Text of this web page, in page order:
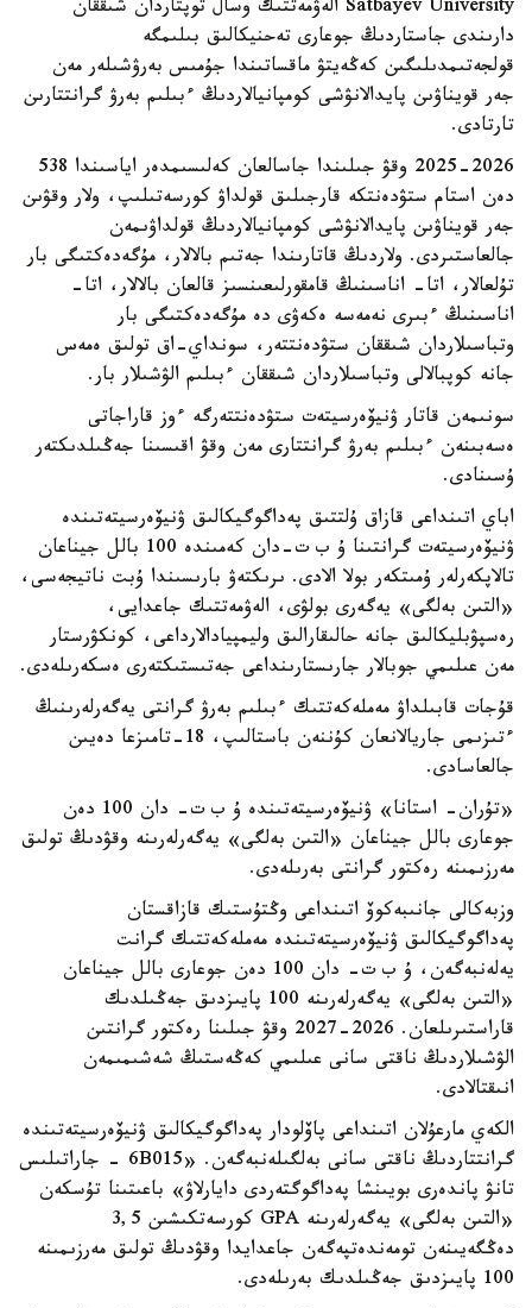
Satbayev University الەۋمەتتىك وسال توپتاردان شىققان
دارىندى جاستاردىڭ جوعارى تەحنيكالىق بىلىمگە
قولجەتىمدىلىگىن كەڭەيتۋ ماقساتىندا جۇمىس بەرۋشىلەر مەن
جەر قويناۋىن پايدالانۋشى كومپانيالاردىڭ ءبىلىم بەرۋ گرانتتارىن
تارتادى.
2025-2026 وقۋ جىلىندا جاسالعان كەلىسىمدەر اياسىندا 538
دەن استام ستۋدەنتكە قارجىلىق قولداۋ كورسەتىلىپ، ولار وقۋىن
جەر قويناۋىن پايدالانۋشى كومپانيالاردىڭ قولداۋىمەن
جالعاستىردى. ولاردىڭ قاتارىندا جەتىم بالالار، مۇگەدەكتىگى بار
تۇلعالار، اتا- اناسىنىڭ قامقورلىعىنسىز قالعان بالالار، اتا-
اناسىنىڭ ءبىرى نەمەسە ەكەۋى دە مۇگەدەكتىگى بار
وتباسىلاردان شىققان ستۋدەنتتەر، سونداي-اق تولىق ەمەس
جانە كوپبالالى وتباسىلاردان شىققان ءبىلىم الۋشىلار بار.
سونىمەن قاتار ۋنيۆەرسيتەت ستۋدەنتتەرگە ءوز قاراجاتى
ەسەبىنەن ءبىلىم بەرۋ گرانتتارى مەن وقۋ اقىسىنا جەڭىلدىكتەر
ۇسىنادى.
اباي اتىنداعى قازاق ۇلتتىق پەداگوگيكالىق ۋنيۆەرسيتەتىندە
ۋنيۆەرسيتەت گرانتىنا ۇ ب ت-دان كەمىندە 100 بالل جيناعان
تالاپكەرلەر ۇمىتكەر بولا الادى. ىرىكتەۋ بارىسىندا ۇبت ناتيجەسى،
«التىن بەلگى» يەگەرى بولۋى، الەۋمەتتىك جاعدايى،
رەسپۋبليكالىق جانە حالىقارالىق وليمپيادالارداعى، كونكۋرستار
مەن عىلىمي جوبالار جارىستارىنداعى جەتىستىكتەرى ەسكەرىلەدى.
قۇجات قابىلداۋ مەملەكەتتىك ءبىلىم بەرۋ گرانتى يەگەرلەرىنىڭ
ءتىزىمى جاريالانعان كۇننەن باستالىپ، 18-تامىزعا دەيىن
جالعاسادى.
«تۇران- استانا» ۋنيۆەرسيتەتىندە ۇ ب ت- دان 100 دەن
جوعارى بالل جيناعان «التىن بەلگى» يەگەرلەرىنە وقۋدىڭ تولىق
مەرزىمىنە رەكتور گرانتى بەرىلەدى.
وزبەكالى جانىبەكوۆ اتىنداعى وڭتۇستىك قازاقستان
پەداگوگيكالىق ۋنيۆەرسيتەتىندە مەملەكەتتىك گرانت
يەلەنبەگەن، ۇ ب ت- دان 100 دەن جوعارى بالل جيناعان
«التىن بەلگى» يەگەرلەرىنە 100 پايىزدىق جەڭىلدىك
قاراستىرىلعان. 2026-2027 وقۋ جىلىنا رەكتور گرانتىن
الۋشىلاردىڭ ناقتى سانى عىلىمي كەڭەستىڭ شەشىمىمەن
انىقتالادى.
الكەي مارعۇلان اتىنداعى پاۆلودار پەداگوگيكالىق ۋنيۆەرسيتەتىندە
گرانتتاردىڭ ناقتى سانى بەلگىلەنبەگەن. «6B015 - جاراتىلىس
تانۋ پاندەرى بويىنشا پەداگوگتەردى دايارلاۋ» باعىتىنا تۇسكەن
«التىن بەلگى» يەگەرلەرىنە GPA كورسەتكىشىن 3,5
دەڭگەيىنەن تومەندەتپەگەن جاعدايدا وقۋدىڭ تولىق مەرزىمىنە
100 پايىزدىق جەڭىلدىك بەرىلەدى.